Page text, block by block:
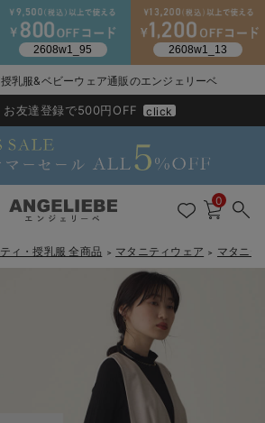
授乳ブラ・マタニティブラ（マタニティインナー・産後用品）
服
・授乳トップス
戻る
送料無料アイテム全て
ワンピース
トップス
戻る
ブラキャミ おまとめ
戻る
【37周年祭セール】
【37周年祭セール】
【37周年祭セール】
戻る
気温差別オススメア
【15℃】3月下旬～
【〜10℃】3月中旬
戻る
動きやすく着回しで
涼しくて可愛い「ワ
戻る
強撚スムース(コス
戻る
マタニティウェア
【おまとめ割】パジ
戻る
こだわりの履き心地
カジュアル
デニム
戻る
ジャケット派
きれいめトップス派
戻る
出産準備応援割全て
マタニティパジャマ
マタニティインナー
戻る
【オフィスカジュア
【オフィスカジュア
戻る
レギンスタイプ
パンツタイプ
戻る
【フォーマル】ワン
【フォーマル】ボト
戻る
【ベビー】長袖
【ベビー】半袖
戻る
ハンカチ
2WAYオール
戻る
快適ウェア10%OFF
戻る
春のマタニティワン
セットアップ・ レイ
Aライン ・フレアワ
戻る
Gift Selection 出産
〜3,000円（税込）
〜5,000円（税込）
戻る
冬の冷え対策インナ
薄くてあったか
綿混素材
戻る
入院準備の持ち物チ
入院してすぐ使うグ
赤ちゃんへ使うもの
戻る
冬のあったか特集全て
【冬のあったか特集
【冬のあったか特集
乳服&ベビーウェア通販のエンジェリーベ
2026/NewArrival
地域を除く) 7,700円以上で送料無料
お友達登録で500円OFF click
0
ィ・授乳服 全商品 ＞ マタニティウェア ＞ マタニテ